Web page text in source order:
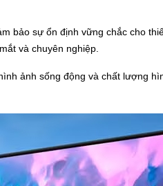
bảo sự ổn định vững chắc cho
và chuyên nghiệp.
ảnh sống động và chất lượng